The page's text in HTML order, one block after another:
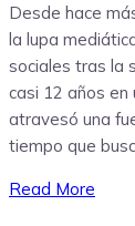
Desde hace
la lupa
sociales tras la
casi 12 años en
atravesó una
tiempo que
Read More